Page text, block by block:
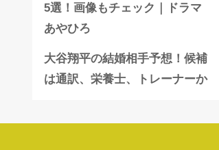
5選！画像もチェック｜ドラマ
あやひろ
大谷翔平の結婚相手予想！候補
は通訳、栄養士、トレーナーか